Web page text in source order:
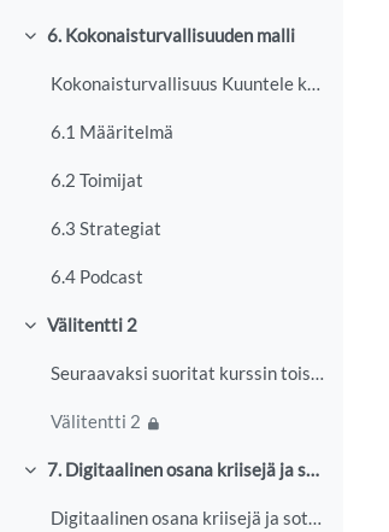
Tiivistä
6. Kokonaisturvallisuuden malli
Kokonaisturvallisuus Kuuntele koko teema: Cannot d...
6.1 Määritelmä
6.2 Toimijat
6.3 Strategiat
6.4 Podcast
Tiivistä
Välitentti 2
Seuraavaksi suoritat kurssin toisen välitentin. Te...
Välitentti 2
Tiivistä
7. Digitaalinen osana kriisejä ja sotia
Digitaalinen osana kriisejä ja sotia Kuuntele koko...